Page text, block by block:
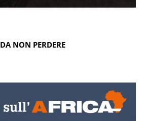
DA NON PERDERE